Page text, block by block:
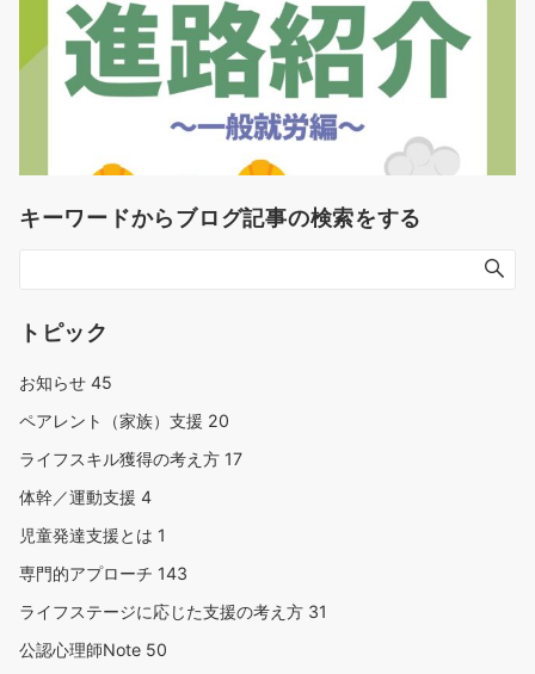
キーワードからブログ記事の検索をする
トピック
お知らせ 45
ペアレント（家族）支援 20
ライフスキル獲得の考え方 17
体幹／運動支援 4
児童発達支援とは 1
専門的アプローチ 143
ライフステージに応じた支援の考え方 31
公認心理師Note 50